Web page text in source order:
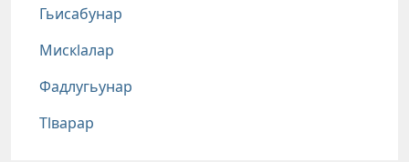
Гьисабунар
Мискlалар
Фадлугьунар
Тlварар